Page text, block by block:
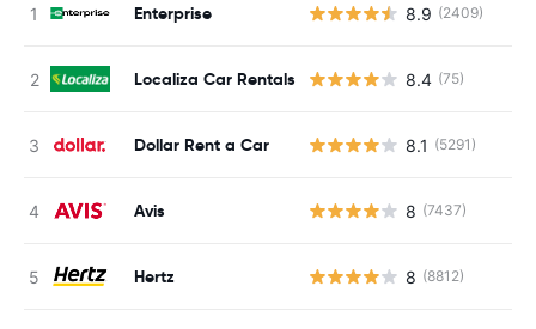
Enterprise 8.9 (2409)
Localiza Car Rentals 8.4 (75)
Dollar Rent a Car 8.1 (5291)
Avis 8 (7437)
Hertz 8 (8812)